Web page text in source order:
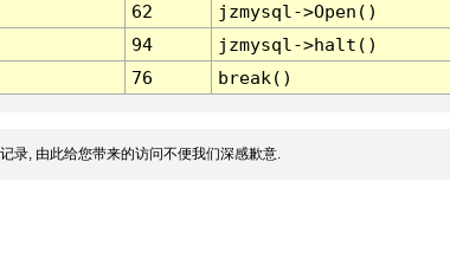
62
jzmysql->Open()
94
jzmysql->halt()
76 break()
录, 由此给您带来的访问不便我们深感歉意.